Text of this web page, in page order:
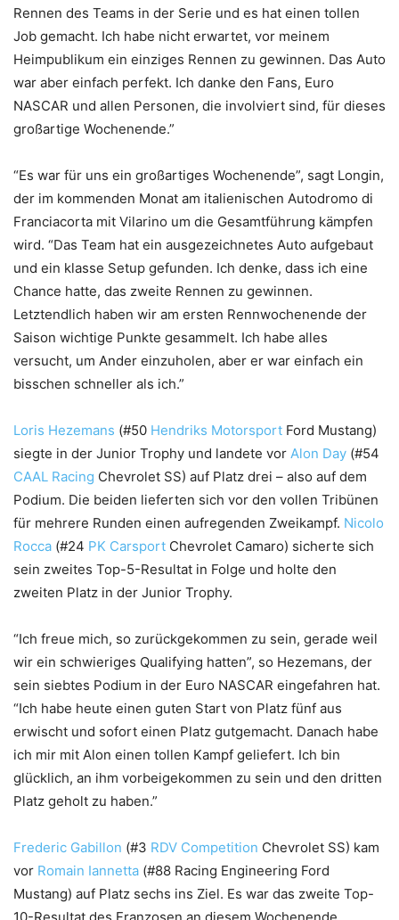
Rennen des Teams in der Serie und es hat einen tollen
Job gemacht. Ich habe nicht erwartet, vor meinem
Heimpublikum ein einziges Rennen zu gewinnen. Das Auto
war aber einfach perfekt. Ich danke den Fans, Euro
NASCAR und allen Personen, die involviert sind, für dieses
großartige Wochenende.”
“Es war für uns ein großartiges Wochenende”, sagt Longin,
der im kommenden Monat am italienischen Autodromo di
Franciacorta mit Vilarino um die Gesamtführung kämpfen
wird. “Das Team hat ein ausgezeichnetes Auto aufgebaut
und ein klasse Setup gefunden. Ich denke, dass ich eine
Chance hatte, das zweite Rennen zu gewinnen.
Letztendlich haben wir am ersten Rennwochenende der
Saison wichtige Punkte gesammelt. Ich habe alles
versucht, um Ander einzuholen, aber er war einfach ein
bisschen schneller als ich.”
Loris Hezemans (#50 Hendriks Motorsport Ford Mustang)
siegte in der Junior Trophy und landete vor Alon Day (#54
CAAL Racing Chevrolet SS) auf Platz drei – also auf dem
Podium. Die beiden lieferten sich vor den vollen Tribünen
für mehrere Runden einen aufregenden Zweikampf. Nicolo
Rocca (#24 PK Carsport Chevrolet Camaro) sicherte sich
sein zweites Top-5-Resultat in Folge und holte den
zweiten Platz in der Junior Trophy.
“Ich freue mich, so zurückgekommen zu sein, gerade weil
wir ein schwieriges Qualifying hatten”, so Hezemans, der
sein siebtes Podium in der Euro NASCAR eingefahren hat.
“Ich habe heute einen guten Start von Platz fünf aus
erwischt und sofort einen Platz gutgemacht. Danach habe
ich mir mit Alon einen tollen Kampf geliefert. Ich bin
glücklich, an ihm vorbeigekommen zu sein und den dritten
Platz geholt zu haben.”
Frederic Gabillon (#3 RDV Competition Chevrolet SS) kam
vor Romain Iannetta (#88 Racing Engineering Ford
Mustang) auf Platz sechs ins Ziel. Es war das zweite Top-
10-Resultat des Franzosen an diesem Wochenende.